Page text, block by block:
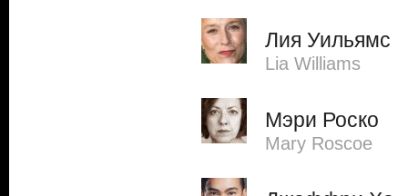
Лия Уильямс
Lia Williams
Мэри Роско
Mary Roscoe